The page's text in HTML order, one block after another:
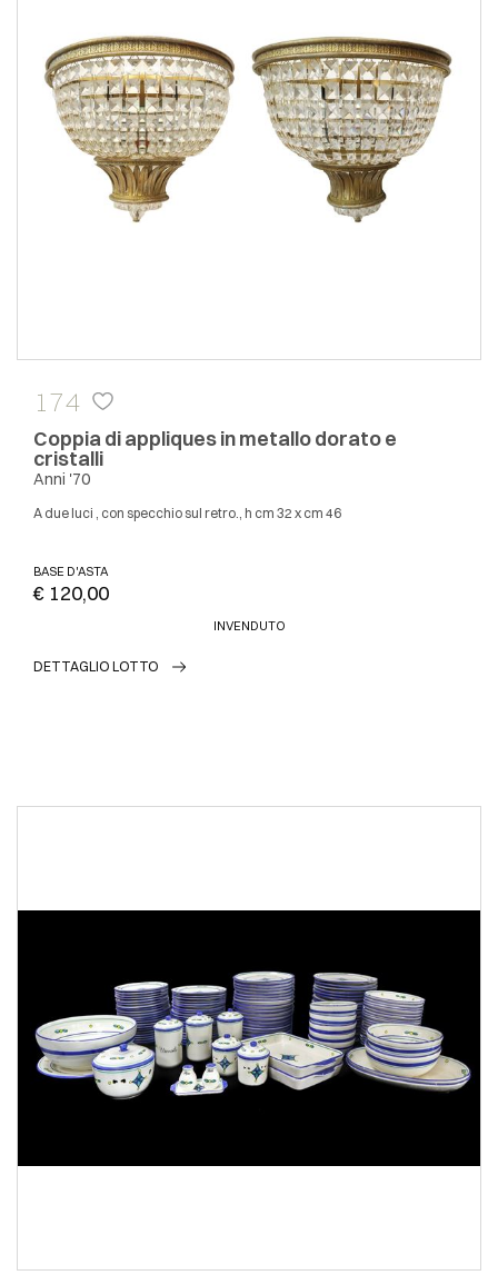
174
Coppia di appliques in metallo dorato e
cristalli
Anni '70
A due luci , con specchio sul retro., h cm 32 x cm 46
BASE D'ASTA
€ 120,00
INVENDUTO
DETTAGLIO LOTTO